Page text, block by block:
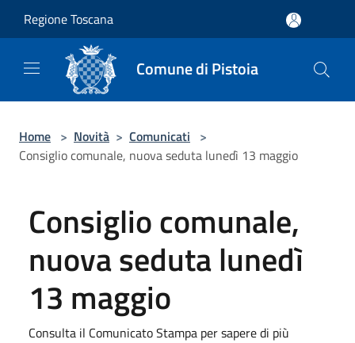
Regione Toscana
Comune di Pistoia
Home > Novità > Comunicati >
Consiglio comunale, nuova seduta lunedì 13 maggio
Consiglio comunale,
nuova seduta lunedì
13 maggio
Consulta il Comunicato Stampa per sapere di più